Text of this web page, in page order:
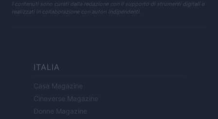
I contenuti sono curati dalla redazione con il supporto di strumenti digitali e
realizzati in collaborazione con autori indipendenti.
ITALIA
Casa Magazine
Cineverse Magazine
Donne Magazine